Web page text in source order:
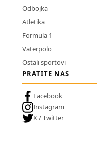
Odbojka
Atletika
Formula 1
Vaterpolo
Ostali sportovi
PRATITE NAS
Facebook
Instagram
X / Twitter